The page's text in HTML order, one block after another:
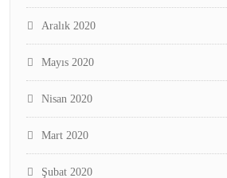
Aralık 2020
Mayıs 2020
Nisan 2020
Mart 2020
Şubat 2020